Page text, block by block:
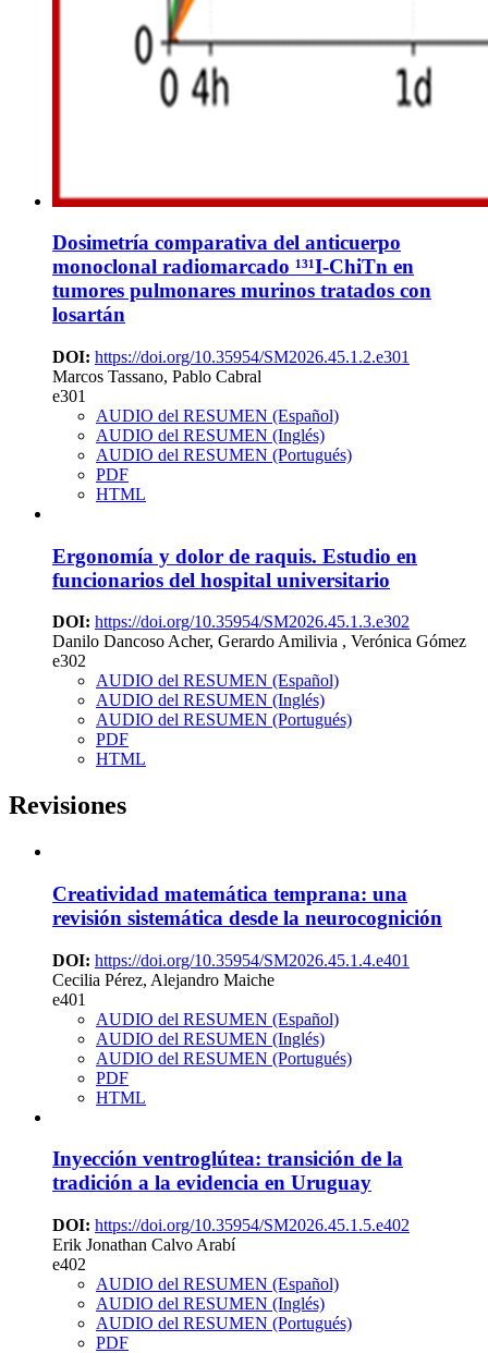
Dosimetría comparativa del anticuerpo
monoclonal radiomarcado ¹³¹I-ChiTn en
tumores pulmonares murinos tratados con
losartán
DOI: https://doi.org/10.35954/SM2026.45.1.2.e301
Marcos Tassano, Pablo Cabral
e301
AUDIO del RESUMEN (Español)
AUDIO del RESUMEN (Inglés)
AUDIO del RESUMEN (Portugués)
PDF
HTML
Ergonomía y dolor de raquis. Estudio en
funcionarios del hospital universitario
DOI: https://doi.org/10.35954/SM2026.45.1.3.e302
Danilo Dancoso Acher, Gerardo Amilivia , Verónica Gómez
e302
AUDIO del RESUMEN (Español)
AUDIO del RESUMEN (Inglés)
AUDIO del RESUMEN (Portugués)
PDF
HTML
Revisiones
Creatividad matemática temprana: una
revisión sistemática desde la neurocognición
DOI: https://doi.org/10.35954/SM2026.45.1.4.e401
Cecilia Pérez, Alejandro Maiche
e401
AUDIO del RESUMEN (Español)
AUDIO del RESUMEN (Inglés)
AUDIO del RESUMEN (Portugués)
PDF
HTML
Inyección ventroglútea: transición de la
tradición a la evidencia en Uruguay
DOI: https://doi.org/10.35954/SM2026.45.1.5.e402
Erik Jonathan Calvo Arabí
e402
AUDIO del RESUMEN (Español)
AUDIO del RESUMEN (Inglés)
AUDIO del RESUMEN (Portugués)
PDF